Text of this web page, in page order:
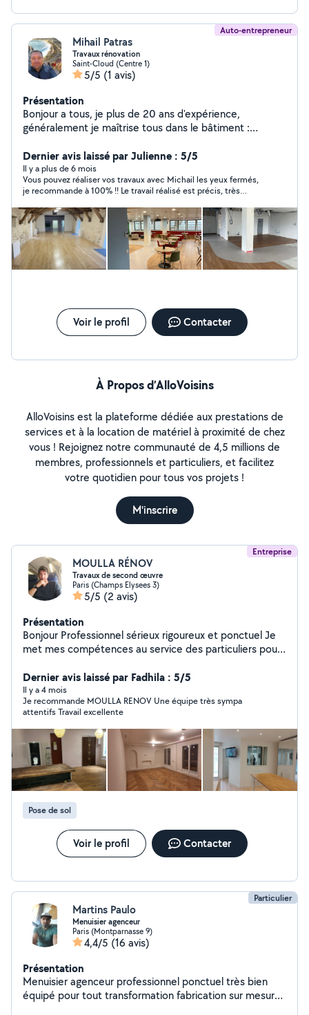
Auto-entrepreneur
Mihail Patras
Travaux rénovation
Saint-Cloud (Centre 1)
5/5 (1 avis)
Présentation
Bonjour a tous, je plus de 20 ans d'expérience,
généralement je maîtrise tous dans le bâtiment :
plomberie, parquet etc Dans mon service je vous
garantis : professionnalisme, qualité, responsabilité
Déplacement et devis gratuit. N'hésitez pas de
m'appeler. Cordialement
Dernier avis laissé par Julienne : 5/5
Il y a plus de 6 mois
Vous pouvez réaliser vos travaux avec Michail les yeux fermés,
je recommande à 100% !! Le travail réalisé est précis, très
est très gentil. Merci aussi pour votre disponibilité, je referai
appel à vous au besoin sans soucis :)
Voir le profil Contacter
À Propos d’AlloVoisins
AlloVoisins est la plateforme dédiée aux prestations de
services et à la location de matériel à proximité de chez
vous ! Rejoignez notre communauté de 4,5 millions de
membres, professionnels et particuliers, et facilitez
votre quotidien pour tous vos projets !
M'inscrire
Entreprise
MOULLA RÉNOV
Travaux de second œuvre
Paris (Champs Elysees 3)
5/5 (2 avis)
Présentation
Bonjour Professionnel sérieux rigoureux et ponctuel Je
met mes compétences au service des particuliers pour
Organisé et soigneur ,je veille à fournir un travail de
qualité réaliste dans les délais convenus Disponible et
réactif je reste à votre disposition Cordialement
MOULLA RÉNOV
Dernier avis laissé par Fadhila : 5/5
Il y a 4 mois
Je recommande MOULLA RENOV Une équipe très sympa
attentifs Travail excellente
Pose de sol
Voir le profil Contacter
Particulier
Martins Paulo
Menuisier agenceur
Paris (Montparnasse 9)
4,4/5 (16 avis)
Présentation
Menuisier agenceur professionnel ponctuel très bien
équipé pour tout transformation fabrication sur mesure